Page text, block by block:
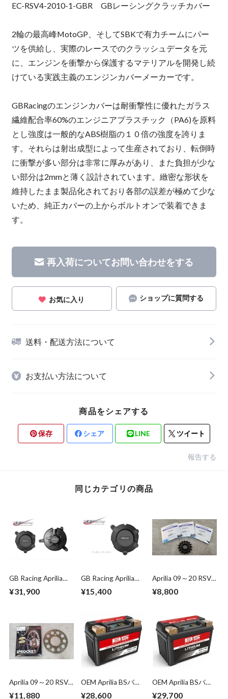
EC-RSV4-2010-1-GBR GBレーシングクラッチカバー
2輪の最高峰MotoGP、そしてSBKで有力チームにパー
ツを供給し、実際のレースでのクラッシュデータを元
に、エンジンを衝撃から保護するマテリアルを開発し続
けている実践主義のエンジンカバーメーカーです。
GBRacingのエンジンカバーは耐衝撃性に優れたガラス
繊維配合率60%のエンジニアプラスチック（PA6)を原料
とし強度は一般的なABS樹脂の１０倍の強度を誇りま
す。それらは射出成型によって生産されており、転倒時
に衝撃が多い部分は非常に厚みがあり、また負担が少な
い部分は2mmと薄く設計されています。緻密な形状を
維持したまま製品化されており各部の誤差が極めて少な
いため、純正カバーの上からボルトオンで装着できま
す。
再入荷についてお問い合わせをする
お気に入り ショップに質問する
送料・配送方法について
お支払い方法について
商品をシェアする
保存 シェア LINE ツイート
報告する
同じカテゴリの商品
GB Racing Aprilia
1000/1100 エンジ
¥31,900
GB Racing Aprilia
1000/1100 ジェネ
¥15,400
Aprilia 09～20 RSV4
Sprockt 520-
¥8,800
Aprilia 09～20 RSV4
¥11,880
OEM Aprilia BSバッ
¥28,600
OEM Aprilia BSバッ
¥29,700